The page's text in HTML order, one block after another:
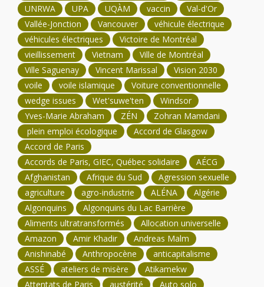
UNRWA
UPA UQÀM vaccin
Val-d'Or
Vallée-Jonction
Vancouver
véhicule électrique
véhicules électriques
Victoire de Montréal
vieillissement
Vietnam
Ville de Montréal
Ville Saguenay
Vincent Marissal
Vision 2030
voile
voile islamique
Voiture conventionnelle
wedge issues
Wet'suwe'ten
Windsor
Yves-Marie Abraham
ZÉN
Zohran Mamdani
plein emploi écologique
Accord de Glasgow
Accord de Paris
Accords de Paris, GIEC, Québec solidaire
AÉCG
Afghanistan
Afrique du Sud
Agression sexuelle
agriculture
agro-industrie ALÉNA
Algérie
Algonquins
Algonquins du Lac Barrière
Aliments ultratransformés
Allocation universelle
Amazon
Amir Khadir
Andreas Malm
Anishinabé
Anthropocène
anticapitalisme
ASSÉ
ateliers de misère
Atikamekw
Attentats de Paris
austérité Auto solo